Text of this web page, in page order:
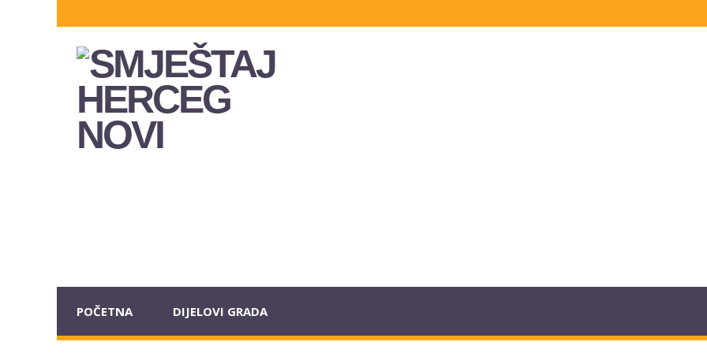
POČETNA DIJELOVI GRADA